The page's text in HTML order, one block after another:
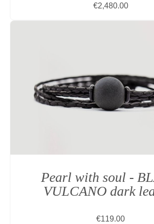
Regular price:
€2,480.00
Pearl with soul -
VULCANO dark
Regular price:
€119.00